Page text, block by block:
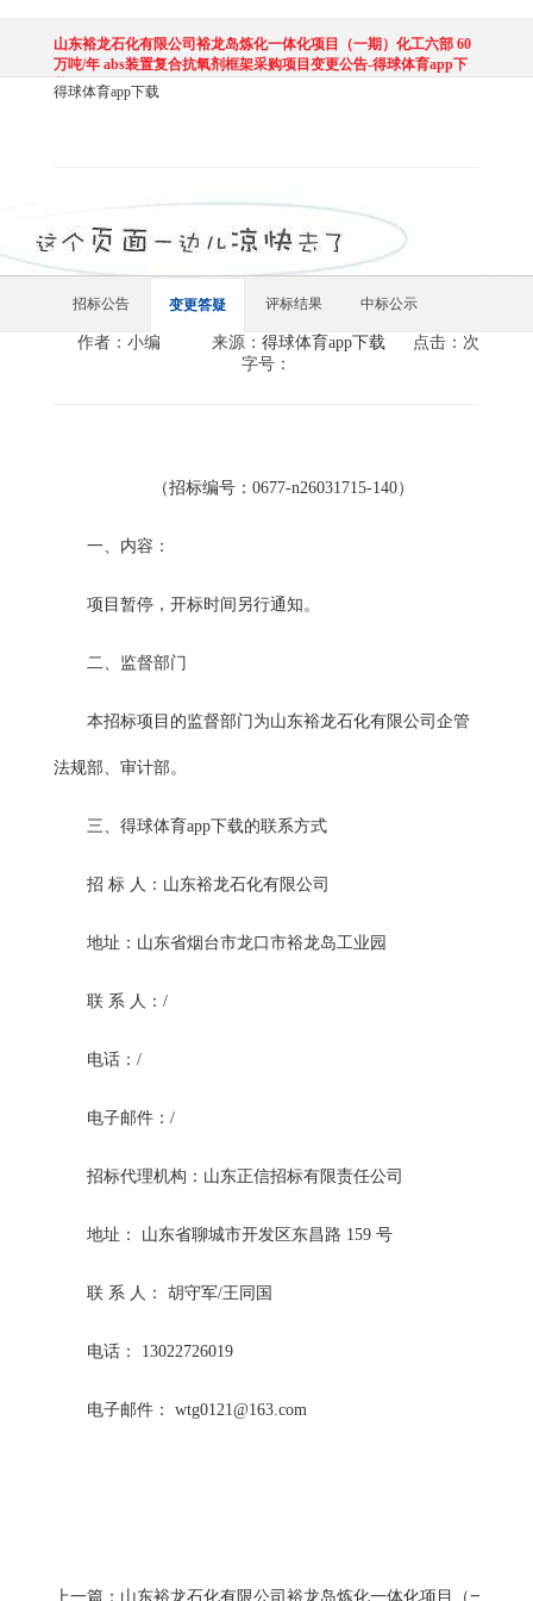
山东裕龙石化有限公司裕龙岛炼化一体化项目（一期）化工六部 60
万吨/年 abs装置复合抗氧剂框架采购项目变更公告-得球体育app下
载
得球体育app下载
招标公告 变更答疑 评标结果 中标公示
作者：小编 来源： 得球体育app下载
点击：次
字号：
（招标编号： 0677-n26031715-140）
一、内容：
项目暂停，开标时间另行通知。
二、监督部门
本招标项目的监督部门为山东裕龙石化有限公司企管
法规部、审计部。
三、得球体育app下载的联系方式
招 标 人：山东裕龙石化有限公司
地址：山东省烟台市龙口市裕龙岛工业园
联 系 人： /
电话： /
电子邮件： /
招标代理机构：山东正信招标有限责任公司
地址： 山东省聊城市开发区东昌路 159 号
联 系 人： 胡守军/王同国
电话： 13022726019
电子邮件： wtg0121@163.com
上一篇：山东裕龙石化有限公司裕龙岛炼化一体化项目（一期